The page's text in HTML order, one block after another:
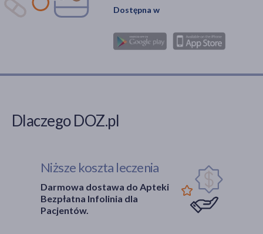
Dostępna w
Dlaczego DOZ.pl
Niższe koszta leczenia
Darmowa dostawa do Apteki
Bezpłatna Infolinia dla
Pacjentów.